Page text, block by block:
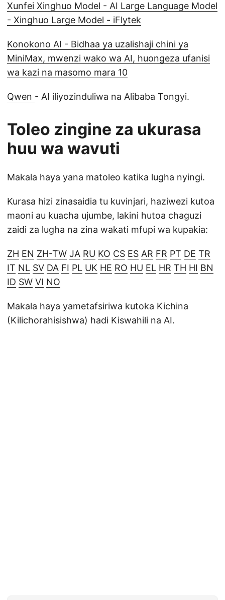
Xunfei Xinghuo Model - AI Large Language Model
- Xinghuo Large Model - iFlytek
Konokono AI - Bidhaa ya uzalishaji chini ya
MiniMax, mwenzi wako wa AI, huongeza ufanisi
wa kazi na masomo mara 10
Qwen - AI iliyozinduliwa na Alibaba Tongyi.
Toleo zingine za ukurasa
huu wa wavuti
Makala haya yana matoleo katika lugha nyingi.
Kurasa hizi zinasaidia tu kuvinjari, haziwezi kutoa
maoni au kuacha ujumbe, lakini hutoa chaguzi
zaidi za lugha na zina wakati mfupi wa kupakia:
ZH EN ZH-TW JA RU KO CS ES AR FR PT DE TR
IT NL SV DA FI PL UK HE RO HU EL HR TH HI BN
ID SW VI NO
Makala haya yametafsiriwa kutoka Kichina
(Kilichorahisishwa) hadi Kiswahili na AI.